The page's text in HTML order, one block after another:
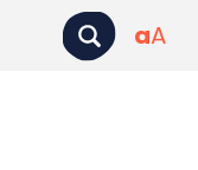
aA